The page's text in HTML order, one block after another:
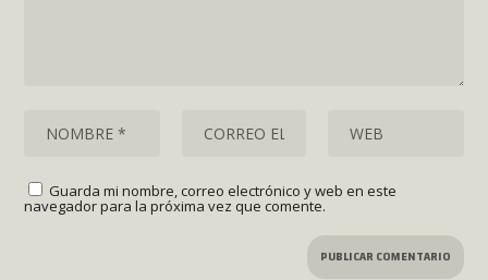
Guarda mi nombre, correo electrónico y web en este
navegador para la próxima vez que comente.